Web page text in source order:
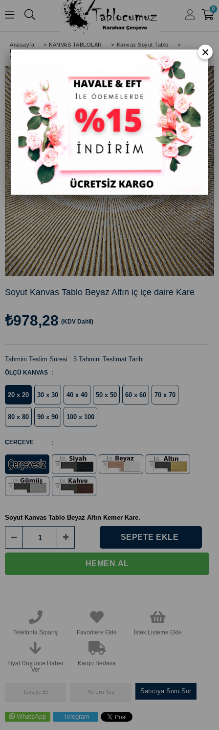
HESABIM
0
Anasayfa > KANVAS TABLOLAR > Kanvas Soyut Tablo
>
Kare Soyut Tablolar
>
Soyut Kanvas Tablo Beyaz Altın iç içe daire Kare
Soyut Kanvas Tablo Beyaz Altın iç içe daire Kare
₺978,28 (KDV Dahil)
Tahmini Teslim Süresi : 5 Tahmini Teslimat Tarihi
ÖLÇÜ KANVAS :
20 x 20 30 x 30 40 x 40 50 x 50 60 x 60 70 x 70
80 x 80 90 x 90 100 x 100
ÇERÇEVE :
Soyut Kanvas Tablo Beyaz Altın Kemer Kare.
Telefonla Sipariş Favorilere Ekle İstek Listeme Ekle
Fiyat Düşünce Haber
Ver
Kargo Bedava
Tavsiye Et Yorum Yaz Satıcıya Soru Sor
WhatsApp Telegram
×